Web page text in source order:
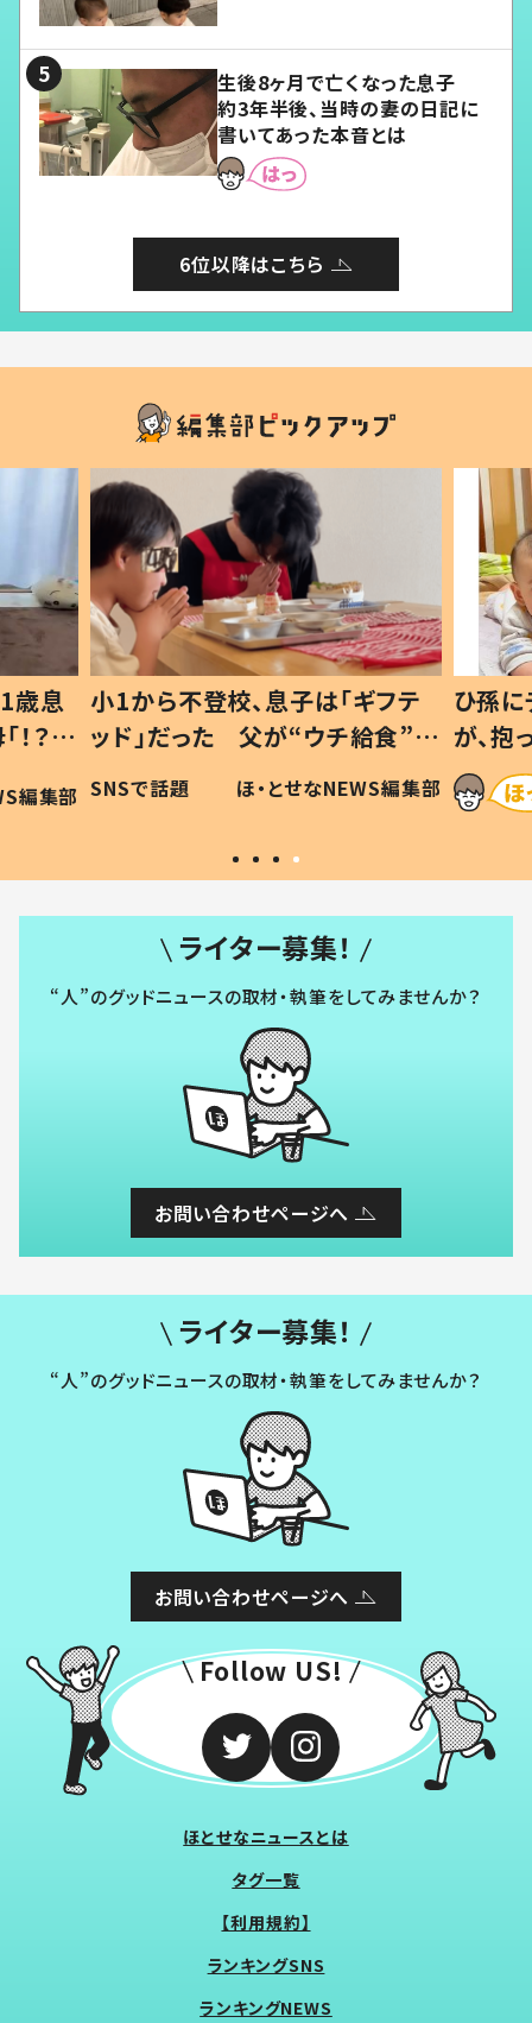
生後8ヶ月で亡くなった息子
約3年半後、当時の妻の日記に
書いてあった本音とは
6位以降はこちら
歳息
？」
編集部
小1から不登校、息子は「ギフテ
ッド」だった 父が“ウチ給食”を
作り続ける理由とは #令和の親
#令和の子
SNSで話題 ほ・とせなNEWS編集部
ひ孫
が、
「涙が
い」
ライター募集！
“人”のグッドニュースの取材・執筆をしてみませんか？
お問い合わせページへ
ライター募集！
“人”のグッドニュースの取材・執筆をしてみませんか？
お問い合わせページへ
Follow US!
ほとせなニュースとは
タグ一覧
【利用規約】
ランキングSNS
ランキングNEWS